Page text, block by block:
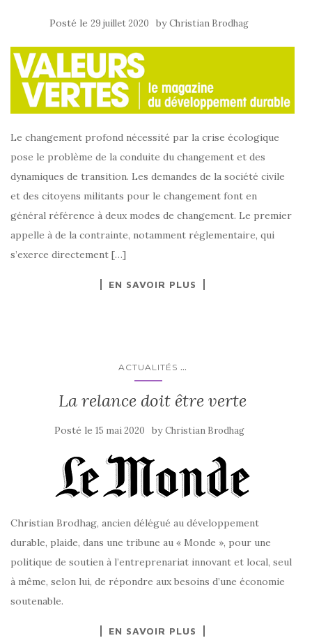
Posté le 29 juillet 2020 byChristian Brodhag
Le changement profond nécessité par la crise écologique
pose le problème de la conduite du changement et des
dynamiques de transition. Les demandes de la société civile
et des citoyens militants pour le changement font en
général référence à deux modes de changement. Le premier
appelle à de la contrainte, notamment réglementaire, qui
s’exerce directement […]
EN SAVOIR PLUS
ACTUALITÉS ...
La relance doit être verte
Posté le 15 mai 2020 byChristian Brodhag
Christian Brodhag, ancien délégué au développement
durable, plaide, dans une tribune au « Monde », pour une
politique de soutien à l’entreprenariat innovant et local, seul
à même, selon lui, de répondre aux besoins d’une économie
soutenable.
EN SAVOIR PLUS